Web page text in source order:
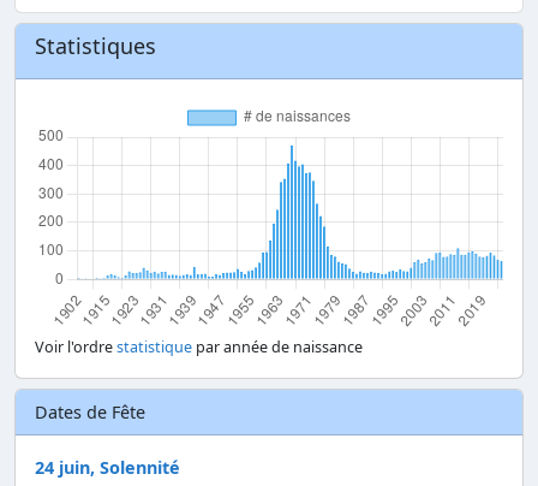
Statistiques
Voir l'ordrestatistique par année de naissance
Dates de Fête
24 juin, Solennité